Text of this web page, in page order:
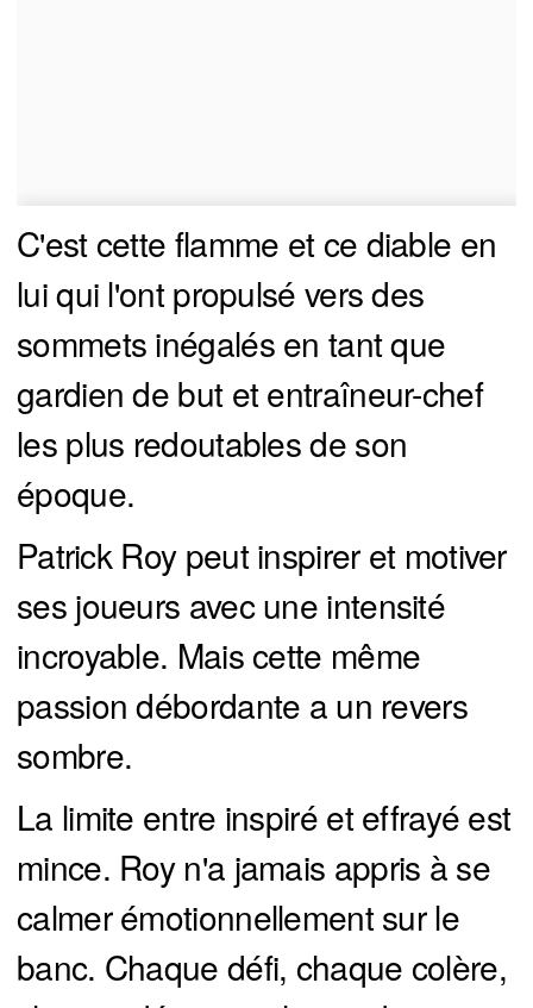
C'est cette flamme et ce diable en
lui qui l'ont propulsé vers des
sommets inégalés en tant que
gardien de but et entraîneur-chef
les plus redoutables de son
époque.
Patrick Roy peut inspirer et motiver
ses joueurs avec une intensité
incroyable. Mais cette même
passion débordante a un revers
sombre.
La limite entre inspiré et effrayé est
mince. Roy n'a jamais appris à se
calmer émotionnellement sur le
banc. Chaque défi, chaque colère,